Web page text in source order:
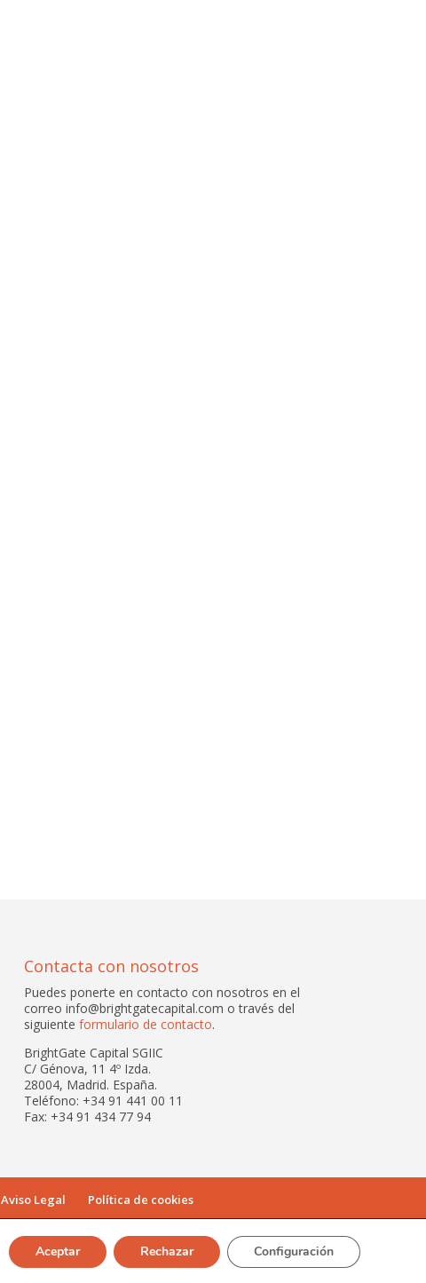
Contacta con nosotros
Puedes ponerte en contacto con nosotros en el
correo info@brightgatecapital.com o través del
siguiente formulario de contacto.
BrightGate Capital SGIIC
C/ Génova, 11 4º Izda.
28004, Madrid. España.
Teléfono: +34 91 441 00 11
Fax: +34 91 434 77 94
Aviso Legal
Política de cookies
Aceptar Rechazar Configuración